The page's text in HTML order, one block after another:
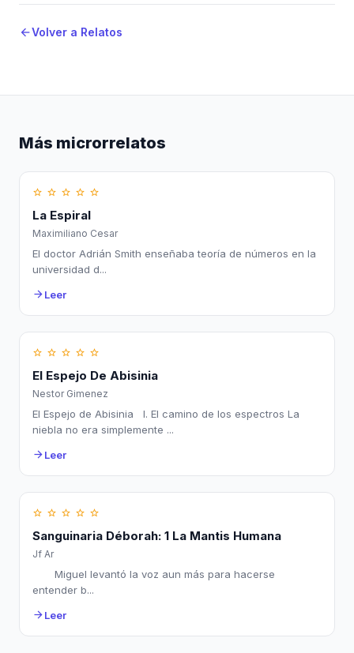
arrow_backVolver a Relatos
Más microrrelatos
star_border star_border star_border star_border star_border
La Espiral
Maximiliano Cesar
El doctor Adrián Smith enseñaba teoría de números en la
universidad d...
arrow_forward Leer
star_border star_border star_border star_border star_border
El Espejo De Abisinia
Nestor Gimenez
El Espejo de Abisinia I. El camino de los espectros La
niebla no era simplemente ...
arrow_forward Leer
star_border star_border star_border star_border star_border
Sanguinaria Déborah: 1 La Mantis Humana
Jf Ar
Miguel levantó la voz aun más para hacerse
entender b...
arrow_forward Leer